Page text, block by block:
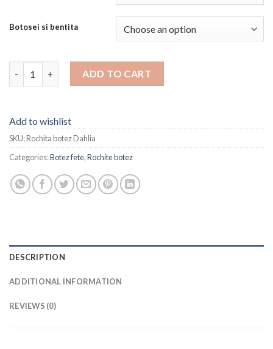
Botosei si bentita
Rochita botez Dahlia quantity
ADD TO CART
Add to wishlist
SKU:Rochita botez Dahlia
Categories:Botez fete,Rochite botez
DESCRIPTION
ADDITIONAL INFORMATION
REVIEWS (0)